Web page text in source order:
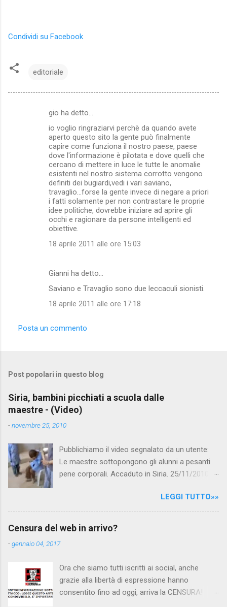
Condividi su Facebook
editoriale
gio ha detto…
io voglio ringraziarvi perchè da quando avete
aperto questo sito la gente può finalmente
capire come funziona il nostro paese, paese
dove l'informazione è pilotata e dove quelli che
cercano di mettere in luce le tutte le anomalie
esistenti nel nostro sistema corrotto vengono
definiti dei bugiardi,vedi i vari saviano,
travaglio...forse la gente invece di negare a priori
i fatti solamente per non contrastare le proprie
idee politiche, dovrebbe iniziare ad aprire gli
occhi e ragionare da persone intelligenti ed
obiettive.
18 aprile 2011 alle ore 15:03
Gianni ha detto…
Saviano e Travaglio sono due leccaculi sionisti.
18 aprile 2011 alle ore 17:18
Posta un commento
Post popolari in questo blog
Siria, bambini picchiati a scuola dalle
maestre - (Video)
-novembre 25, 2010
Pubblichiamo il video segnalato da un utente:
Le maestre sottopongono gli alunni a pesanti
pene corporali. Accaduto in Siria. 25/11/2010
Canale 5 "Forum" si è interessato al caso,
interpellando prontamente l'ambasciata siriana,
per fare luce sulla vicenda: è emerso che il
scuola. LEGGI IL SERVIZIO . staff
nocensura.com Condividi su Facebook
LEGGI TUTTO»»
Censura del web in arrivo?
-gennaio 04, 2017
Ora che siamo tutti iscritti ai social, anche
grazie alla libertà di espressione hanno
consentito fino ad oggi, arriva la CENSURA!